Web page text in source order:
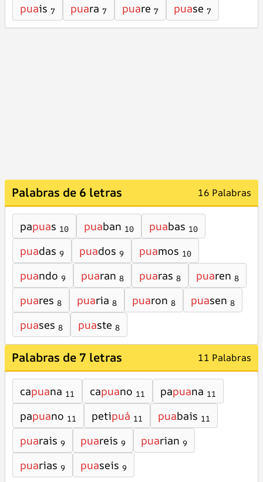
puais 7 puara 7 puare 7 puase 7
Palabras de 6 letras 16 Palabras
papuas 10 puaban 10 puabas 10
puadas 9 puados 9 puamos 10
puando 9 puaran 8 puaras 8 puaren 8
puares 8 puaria 8 puaron 8 puasen 8
puases 8 puaste 8
Palabras de 7 letras 11 Palabras
capuana 11 capuano 11 papuana 11
papuano 11 petipuá 11 puabais 11
puarais 9 puareis 9 puarian 9
puarias 9 puaseis 9